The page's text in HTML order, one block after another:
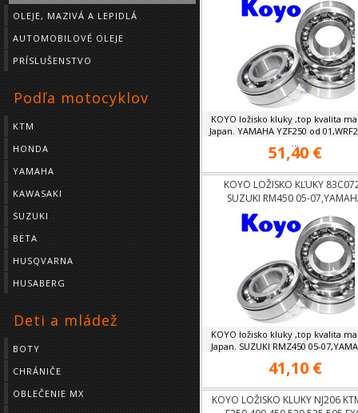
OLEJE, MAZIVÁ A LEPIDLÁ
AUTOMOBILOVÉ OLEJE
PRÍSLUŠENSTVO
Podľa motocyklov
KTM
HONDA
YAMAHA
KAWASAKI
SUZUKI
BETA
HUSQVARNA
HUSABERG
Deti a mládež
BOTY
CHRÁNIČE
OBLEČENIE MX
KOYO ložisko kluky ,top kvalita
Japan. YAMAHA YZF250 od
...
51,40 €
KOYO LOŽISKO KĽUKY
SUZUKI RM450 05-
YZF400,426,450 OD
98,WRF400,426,450 OD 98
KOYO ložisko kluky ,top kvalita
Japan. SUZUKI RMZ450 05-
41,10 €
KOYO LOŽISKO KLUKY NJ206